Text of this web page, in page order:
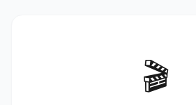
🎬